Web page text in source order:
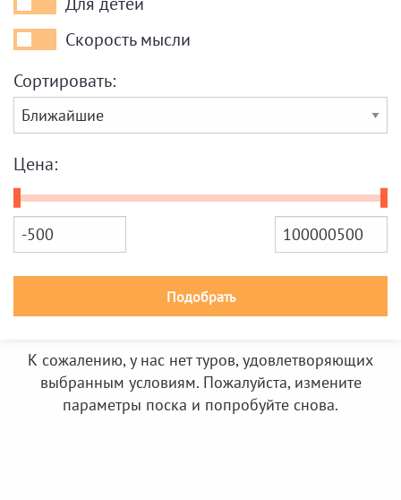
детей
Скорость
мысли
Скорость мысли
Сортировать:
Цена:
Подобрать
К сожалению, у нас нет туров, удовлетворяющих
выбранным условиям. Пожалуйста, измените
параметры поска и попробуйте снова.